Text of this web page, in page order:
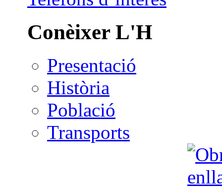
Conèixer L'H
Presentació
Història
Població
Transports